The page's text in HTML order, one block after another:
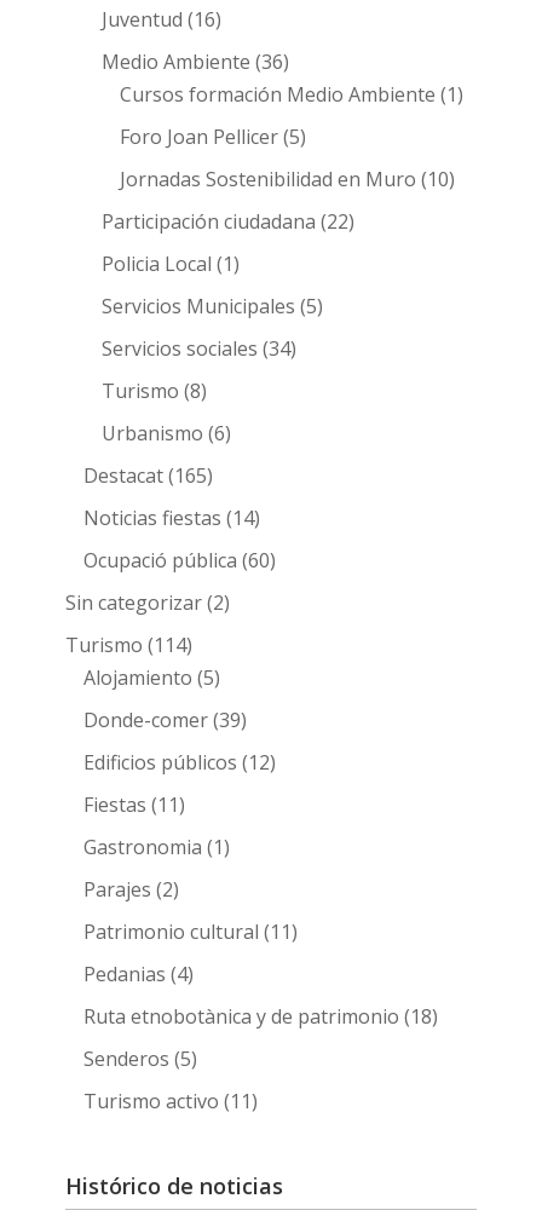
Juventud (16)
Medio Ambiente (36)
Cursos formación Medio Ambiente (1)
Foro Joan Pellicer(5)
Jornadas Sostenibilidad en Muro (10)
Participación ciudadana (22)
Policia Local (1)
Servicios Municipales (5)
Servicios sociales (34)
Turismo (8)
Urbanismo (6)
Destacat(165)
Noticias fiestas (14)
Ocupació pública (60)
Sin categorizar(2)
Turismo (114)
Alojamiento (5)
Donde-comer(39)
Edificios públicos (12)
Fiestas (11)
Gastronomia (1)
Parajes (2)
Patrimonio cultural (11)
Pedanias (4)
Ruta etnobotànica y de patrimonio (18)
Senderos (5)
Turismo activo (11)
Histórico de noticias